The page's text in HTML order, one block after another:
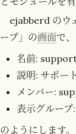
ejabberd のウ
ープ」の画面で
名前:
説明: サポー
メンバー:
表示グループ
のようにします